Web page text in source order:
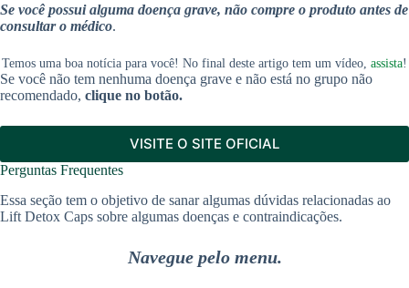
Se você possui alguma doença grave, não compre o produto antes de
consultar o médico.
Temos uma boa notícia para você! No final deste artigo tem um vídeo, assista!
Se você não tem nenhuma doença grave e não está no grupo não
recomendado, clique no botão.
VISITE O SITE OFICIAL
Perguntas Frequentes
Essa seção tem o objetivo de sanar algumas dúvidas relacionadas ao
Lift Detox Caps sobre algumas doenças e contraindicações.
Navegue pelo menu.